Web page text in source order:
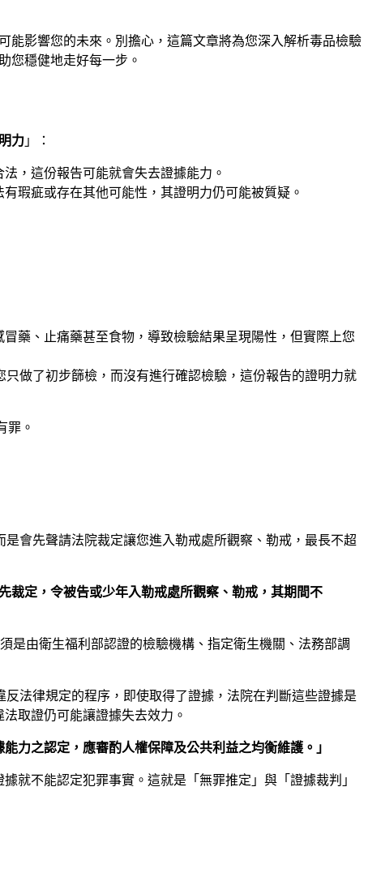
能影響您的未來。別擔心，這篇文章將為您深入解析毒品檢驗
您穩健地走好每一步。
力 」：
，這份報告可能就會失去證據能力。
瑕疵或存在其他可能性，其證明力仍可能被質疑。
藥、止痛藥甚至食物，導致檢驗結果呈現陽性，但實際上您
做了初步篩檢，而沒有進行確認檢驗，這份報告的證明力就
罪。
會先聲請法院裁定讓您進入勒戒處所觀察、勒戒，最長不超
裁定，令被告或少年入勒戒處所觀察、勒戒，其期間不
是由衛生福利部認證的檢驗機構、指定衛生機關、法務部調
法律規定的程序，即使取得了證據，法院在判斷這些證據是
取證仍可能讓證據失去效力。
力之認定，應審酌人權保障及公共利益之均衡維護。」
就不能認定犯罪事實。這就是「無罪推定」與「證據裁判」